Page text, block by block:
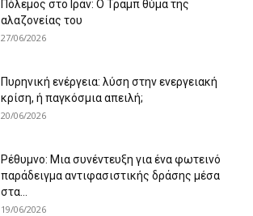
Πόλεμος στο Ιράν: Ο Τραμπ θύμα της
αλαζονείας του
27/06/2026
Πυρηνική ενέργεια: λύση στην ενεργειακή
κρίση, ή παγκόσμια απειλή;
20/06/2026
Ρέθυμνο: Μια συνέντευξη για ένα φωτεινό
παράδειγμα αντιφασιστικής δράσης μέσα
στα...
19/06/2026